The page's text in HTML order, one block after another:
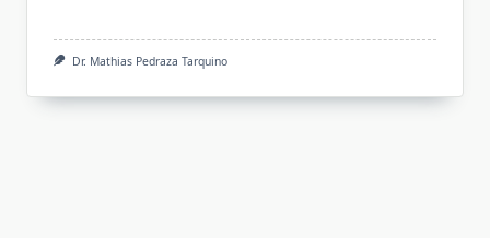
Dr. Mathias Pedraza Tarquino